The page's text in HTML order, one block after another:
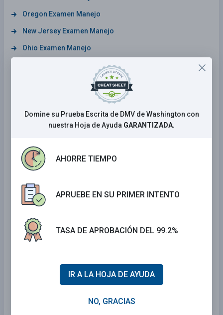
Oregon Examen Manejo
New Jersey Examen Manejo
Ohio Examen Manejo
Vermont Examen Manejo
Montana Examen Manejo
Alaska Examen Manejo
Florida Examen Manejo
North Carolina Examen Manejo
New Hampshire Examen Manejo
Louisiana Examen Manejo
Indiana Examen Manejo
Nevada Examen Manejo
Michigan Examen Manejo
Texas Examen Manejo
Missouri Examen Manejo
Iowa Examen Manejo
Domine su Prueba Escrita de DMV de Washington con
nuestra Hoja de Ayuda GARANTIZADA.
AHORRE TIEMPO
APRUEBE EN SU PRIMER INTENTO
TASA DE APROBACIÓN DEL 99.2%
IR A LA HOJA DE AYUDA
NO, GRACIAS